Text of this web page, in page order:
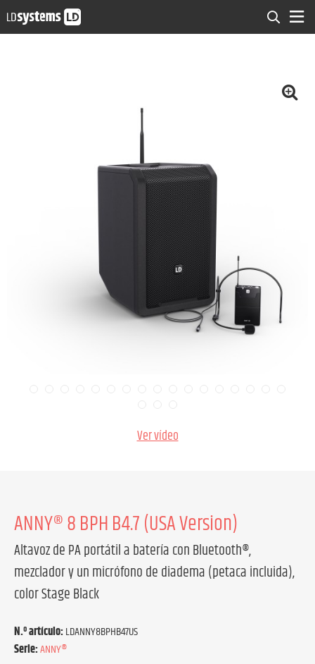
Ver vídeo
ANNY® 8 BPH B4.7 (USA Version)
Altavoz de PA portátil a batería con Bluetooth®,
mezclador y un micrófono de diadema (petaca incluida),
color Stage Black
N.º artículo:LDANNY8BPHB47US
Serie:ANNY®